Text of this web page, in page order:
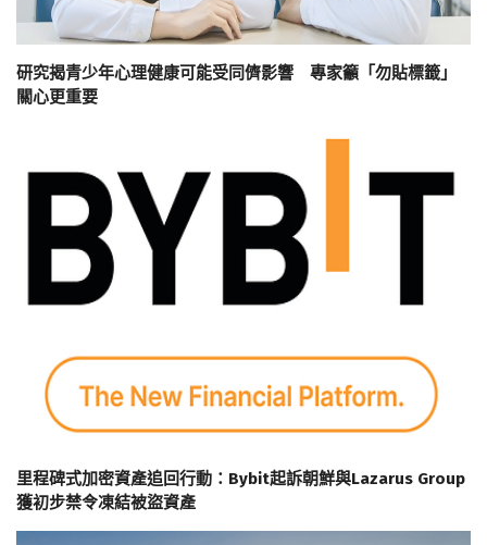
研究揭青少年心理健康可能受同儕影響 專家籲「勿貼標籤」
關心更重要
里程碑式加密資產追回行動：Bybit起訴朝鮮與Lazarus Group
獲初步禁令凍結被盜資產